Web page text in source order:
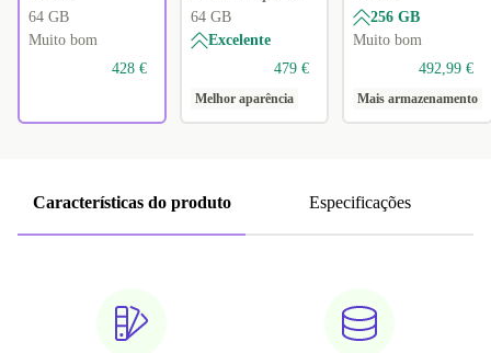
64 GB
Muito bom
428 €
64 GB
Excelente
479 €
Melhor aparência
256 GB
Muito bom
492,99 €
Mais armazenamento
Características do produto Especificações